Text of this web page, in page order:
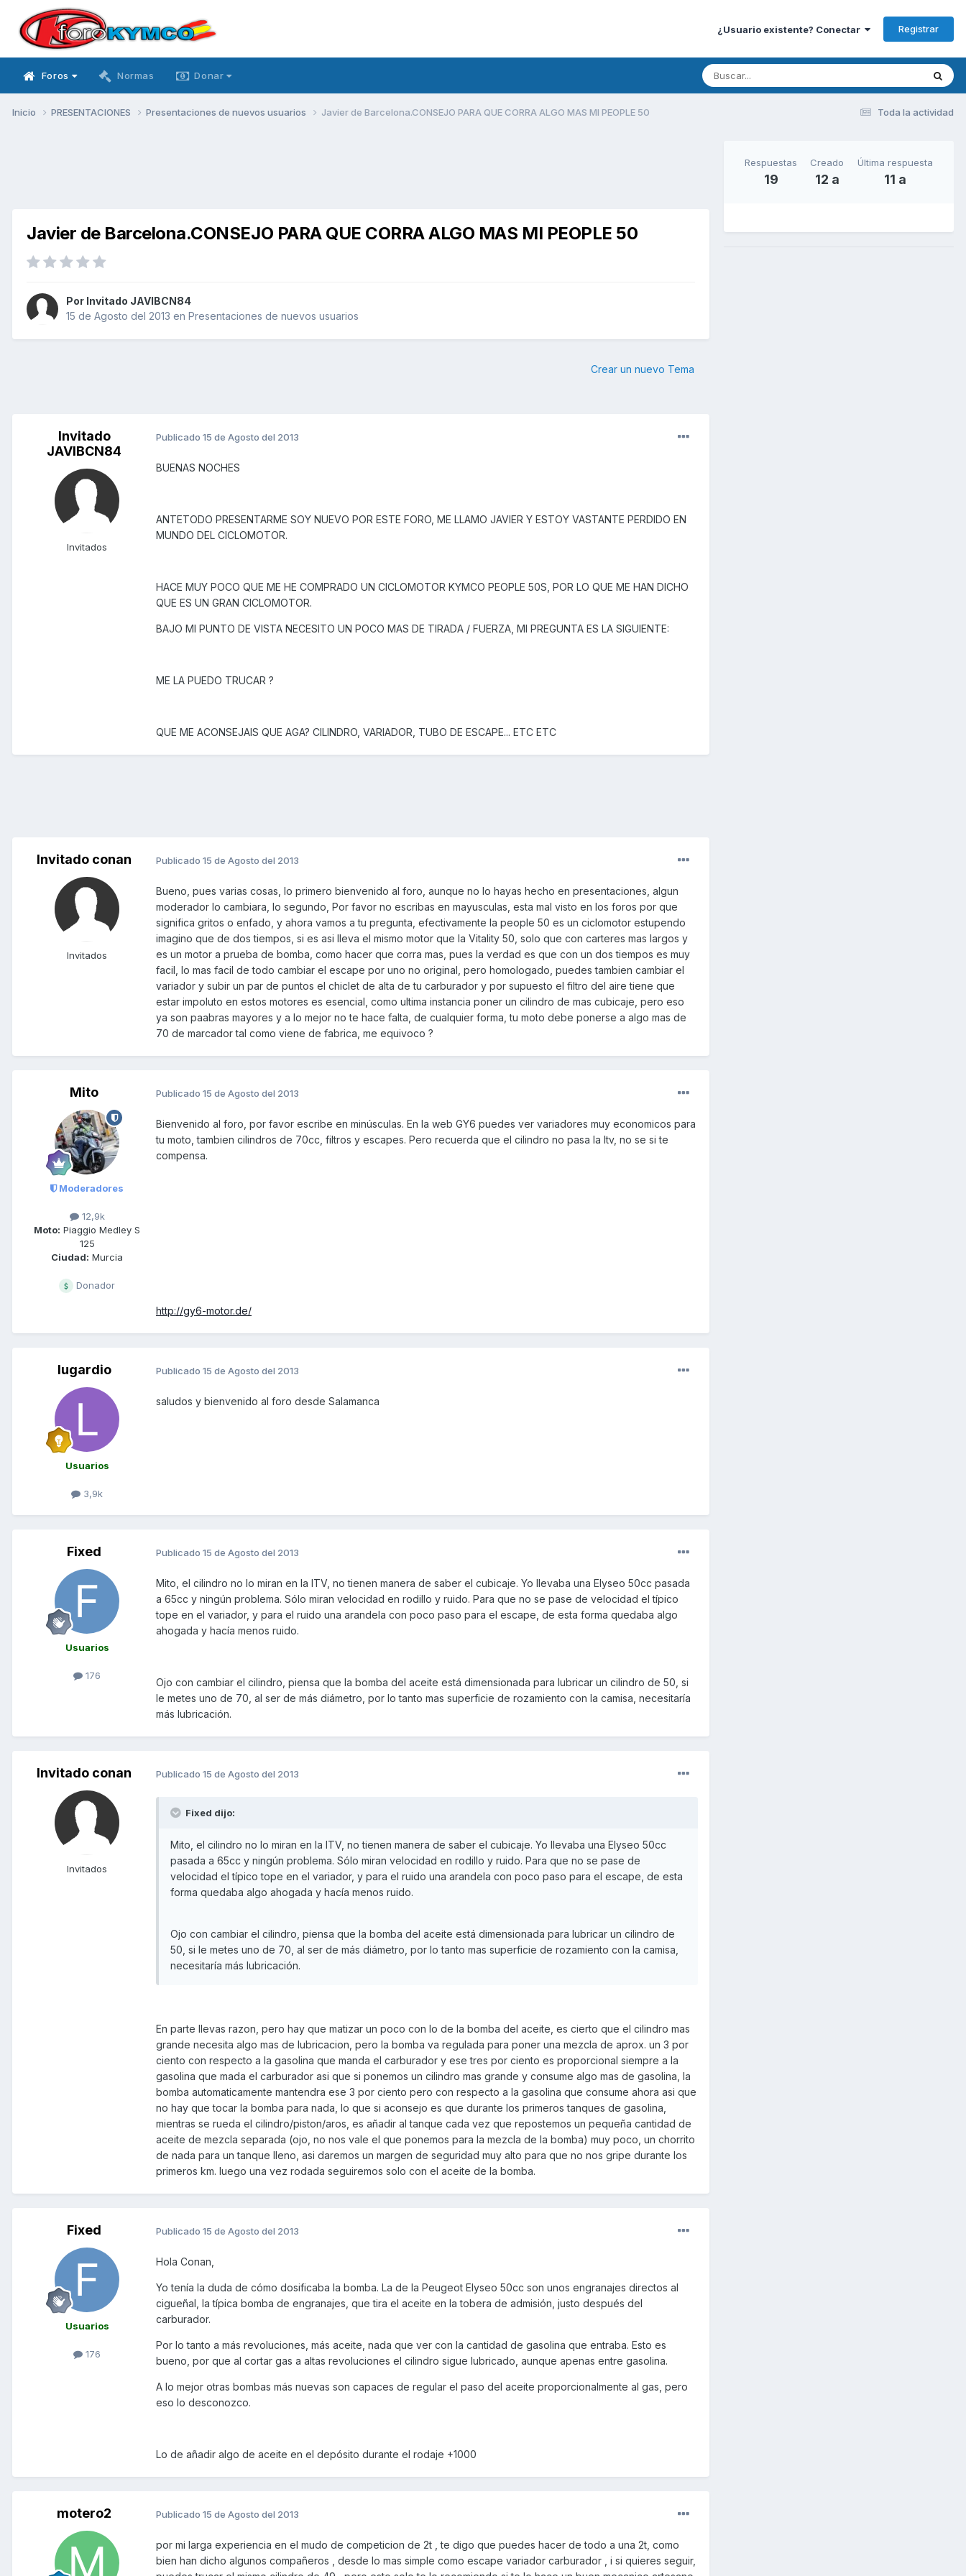
¿Usuario existente? Conectar Registrar
Foros Normas Donar
Toda la actividad
Inicio PRESENTACIONES Presentaciones de nuevos usuarios Javier de Barcelona.CONSEJO PARA QUE CORRA ALGO MAS MI PEOPLE 50
Javier de Barcelona.CONSEJO PARA QUE CORRA ALGO MAS MI PEOPLE 50
Por Invitado JAVIBCN84
15 de Agosto del 2013 en Presentaciones de nuevos usuarios
Crear un nuevo Tema
Invitado
JAVIBCN84
Invitados
Publicado 15 de Agosto del 2013
BUENAS NOCHES
ANTETODO PRESENTARME SOY NUEVO POR ESTE FORO, ME LLAMO JAVIER Y ESTOY VASTANTE PERDIDO EN
MUNDO DEL CICLOMOTOR.
HACE MUY POCO QUE ME HE COMPRADO UN CICLOMOTOR KYMCO PEOPLE 50S, POR LO QUE ME HAN DICHO
QUE ES UN GRAN CICLOMOTOR.
BAJO MI PUNTO DE VISTA NECESITO UN POCO MAS DE TIRADA / FUERZA, MI PREGUNTA ES LA SIGUIENTE:
ME LA PUEDO TRUCAR ?
QUE ME ACONSEJAIS QUE AGA? CILINDRO, VARIADOR, TUBO DE ESCAPE... ETC ETC
Invitado conan
Invitados
Publicado 15 de Agosto del 2013
Bueno, pues varias cosas, lo primero bienvenido al foro, aunque no lo hayas hecho en presentaciones, algun
moderador lo cambiara, lo segundo, Por favor no escribas en mayusculas, esta mal visto en los foros por que
significa gritos o enfado, y ahora vamos a tu pregunta, efectivamente la people 50 es un ciclomotor estupendo
imagino que de dos tiempos, si es asi lleva el mismo motor que la Vitality 50, solo que con carteres mas largos y
es un motor a prueba de bomba, como hacer que corra mas, pues la verdad es que con un dos tiempos es muy
facil, lo mas facil de todo cambiar el escape por uno no original, pero homologado, puedes tambien cambiar el
variador y subir un par de puntos el chiclet de alta de tu carburador y por supuesto el filtro del aire tiene que
estar impoluto en estos motores es esencial, como ultima instancia poner un cilindro de mas cubicaje, pero eso
ya son paabras mayores y a lo mejor no te hace falta, de cualquier forma, tu moto debe ponerse a algo mas de
70 de marcador tal como viene de fabrica, me equivoco ?
Mito
Moderadores
12,9k
Moto: Piaggio Medley S
125
Ciudad: Murcia
Donador
Publicado 15 de Agosto del 2013
Bienvenido al foro, por favor escribe en minúsculas. En la web GY6 puedes ver variadores muy economicos para
tu moto, tambien cilindros de 70cc, filtros y escapes. Pero recuerda que el cilindro no pasa la Itv, no se si te
compensa.
http://gy6-motor.de/
lugardio
Usuarios
3,9k
Publicado 15 de Agosto del 2013
saludos y bienvenido al foro desde Salamanca
Fixed
Usuarios
176
Publicado 15 de Agosto del 2013
Mito, el cilindro no lo miran en la ITV, no tienen manera de saber el cubicaje. Yo llevaba una Elyseo 50cc pasada
a 65cc y ningún problema. Sólo miran velocidad en rodillo y ruido. Para que no se pase de velocidad el típico
tope en el variador, y para el ruido una arandela con poco paso para el escape, de esta forma quedaba algo
ahogada y hacía menos ruido.
Ojo con cambiar el cilindro, piensa que la bomba del aceite está dimensionada para lubricar un cilindro de 50, si
le metes uno de 70, al ser de más diámetro, por lo tanto mas superficie de rozamiento con la camisa, necesitaría
más lubricación.
Invitado conan
Invitados
Publicado 15 de Agosto del 2013
Fixed dijo:
Mito, el cilindro no lo miran en la ITV, no tienen manera de saber el cubicaje. Yo llevaba una Elyseo 50cc
pasada a 65cc y ningún problema. Sólo miran velocidad en rodillo y ruido. Para que no se pase de
velocidad el típico tope en el variador, y para el ruido una arandela con poco paso para el escape, de esta
forma quedaba algo ahogada y hacía menos ruido.
Ojo con cambiar el cilindro, piensa que la bomba del aceite está dimensionada para lubricar un cilindro de
50, si le metes uno de 70, al ser de más diámetro, por lo tanto mas superficie de rozamiento con la camisa,
necesitaría más lubricación.
En parte llevas razon, pero hay que matizar un poco con lo de la bomba del aceite, es cierto que el cilindro mas
grande necesita algo mas de lubricacion, pero la bomba va regulada para poner una mezcla de aprox. un 3 por
ciento con respecto a la gasolina que manda el carburador y ese tres por ciento es proporcional siempre a la
gasolina que mada el carburador asi que si ponemos un cilindro mas grande y consume algo mas de gasolina, la
bomba automaticamente mantendra ese 3 por ciento pero con respecto a la gasolina que consume ahora asi que
no hay que tocar la bomba para nada, lo que si aconsejo es que durante los primeros tanques de gasolina,
mientras se rueda el cilindro/piston/aros, es añadir al tanque cada vez que repostemos un pequeña cantidad de
aceite de mezcla separada (ojo, no nos vale el que ponemos para la mezcla de la bomba) muy poco, un chorrito
de nada para un tanque lleno, asi daremos un margen de seguridad muy alto para que no nos gripe durante los
primeros km. luego una vez rodada seguiremos solo con el aceite de la bomba.
Fixed
Usuarios
176
Publicado 15 de Agosto del 2013
Hola Conan,
Yo tenía la duda de cómo dosificaba la bomba. La de la Peugeot Elyseo 50cc son unos engranajes directos al
cigueñal, la típica bomba de engranajes, que tira el aceite en la tobera de admisión, justo después del
carburador.
Por lo tanto a más revoluciones, más aceite, nada que ver con la cantidad de gasolina que entraba. Esto es
bueno, por que al cortar gas a altas revoluciones el cilindro sigue lubricado, aunque apenas entre gasolina.
A lo mejor otras bombas más nuevas son capaces de regular el paso del aceite proporcionalmente al gas, pero
eso lo desconozco.
Lo de añadir algo de aceite en el depósito durante el rodaje +1000
motero2 Publicado 15 de Agosto del 2013
por mi larga experiencia en el mudo de competicion de 2t , te digo que puedes hacer de todo a una 2t, como
bien han dicho algunos compañeros , desde lo mas simple como escape variador carburador , i si quieres seguir,
Respuestas
19
Creado
12 a
Última respuesta
11 a